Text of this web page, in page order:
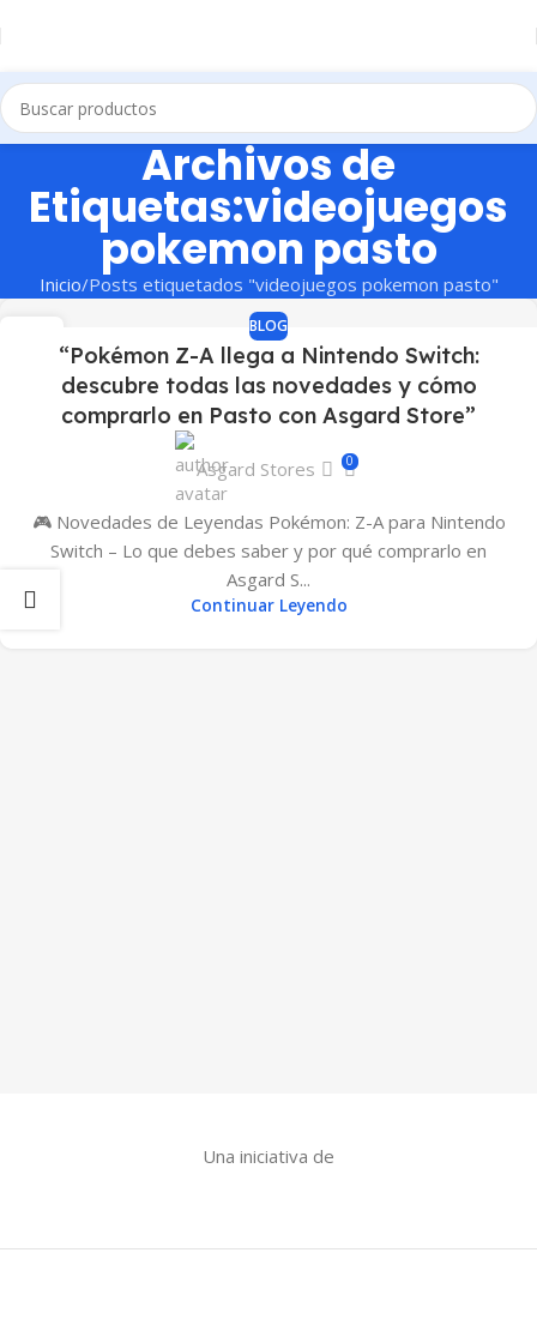
Archivos de
Etiquetas:videojuegos
pokemon pasto
Inicio Posts etiquetados "videojuegos pokemon pasto"
BLOG
“Pokémon Z-A llega a Nintendo Switch:
descubre todas las novedades y cómo
comprarlo en Pasto con Asgard Store”
Asgard Stores 0
🎮 Novedades de Leyendas Pokémon: Z-A para Nintendo
Switch – Lo que debes saber y por qué comprarlo en
Asgard S...
Continuar Leyendo
Una iniciativa de